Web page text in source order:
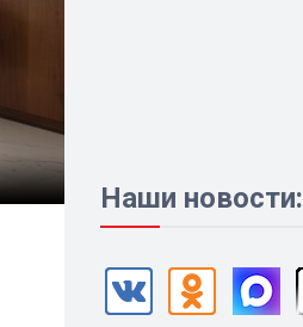
Наши новости: